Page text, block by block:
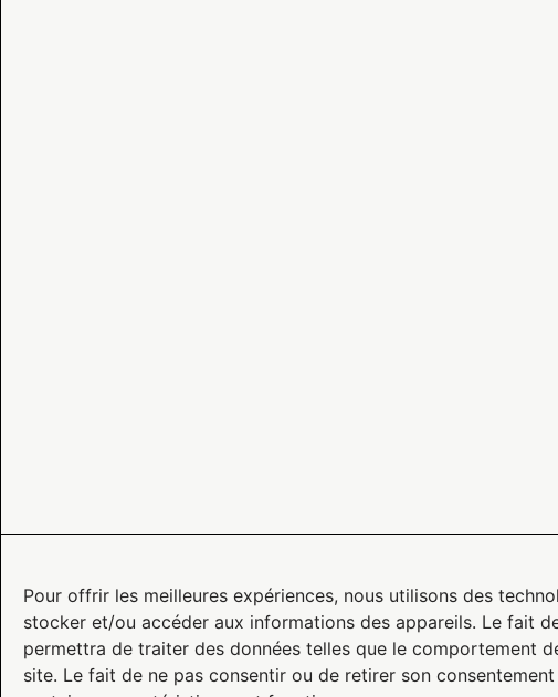
Pour offrir les meilleures expériences, nous utilisons des
stocker et/ou accéder aux informations des appareils. Le fait
permettra de traiter des données telles que le comportement
site. Le fait de ne pas consentir ou de retirer son